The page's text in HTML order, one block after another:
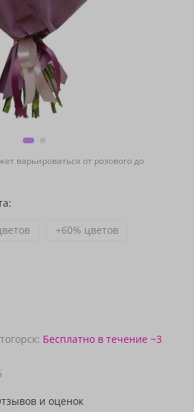
варьироваться от розового до
+60% цветов
Бесплатно в течение ~3
и оценок